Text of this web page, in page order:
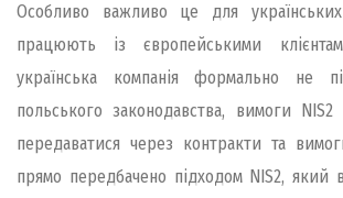
Особливо важливо це для українських
працюють із європейськими
українська компанія формально не
польського законодавства, вимоги
передаватися через контракти та
прямо передбачено підходом NIS2, який